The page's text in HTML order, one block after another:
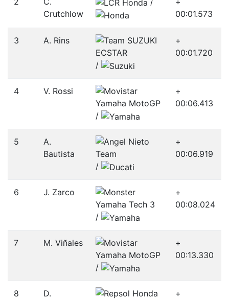
Crutchlow
00:01.573
3 A. Rins
/­
+
00:01.720
4 V. Rossi
/­
+
00:06.413
5
A.
Bautista
/­
+
00:06.919
6 J. Zarco
/­
+
00:08.024
7 M. Viñales
/­
+
00:13.330
8
D.
+